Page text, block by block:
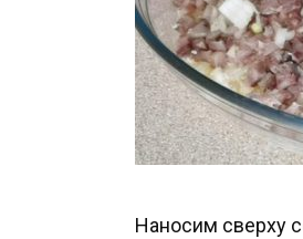
Наносим сверху